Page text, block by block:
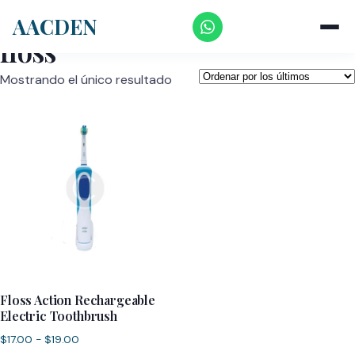
AACDEN
/ Productos etiquetados “floss”
floss
Mostrando el único resultado
Floss Action Rechargeable
Electric Toothbrush
$17.00 - $19.00